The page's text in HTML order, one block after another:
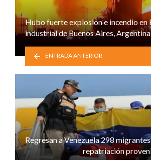
Hubo fuerte explosión e incendio en
industrial de Buenos Aires, Argentina
ENTRADA ANTERIOR
Regresan a Venezuela 298
repatriación